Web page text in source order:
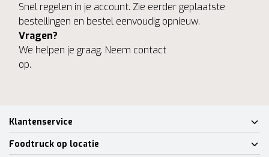
Snel regelen in je account. Zie eerder geplaatste
bestellingen en bestel eenvoudig opnieuw.
Vragen?
We helpen je graag. Neem contact
op.
Klantenservice
Foodtruck op locatie